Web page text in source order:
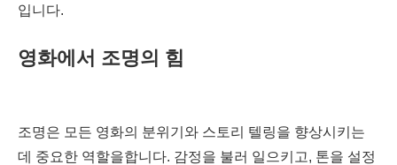
입니다.
영화에서 조명의 힘
조명은 모든 영화의 분위기와 스토리 텔링을 향상시키는
데 중요한 역할을합니다. 감정을 불러 일으키고, 톤을 설정